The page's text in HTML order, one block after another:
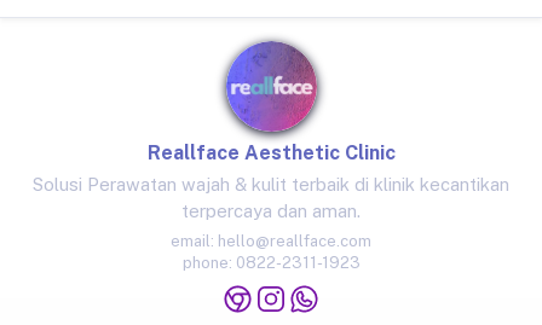
Reallface Aesthetic Clinic
Solusi Perawatan wajah & kulit terbaik di klinik kecantikan
terpercaya dan aman.
email: hello@reallface.com
phone: 0822-2311-1923